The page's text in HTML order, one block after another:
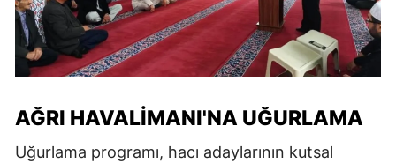
AĞRI HAVALIMANI'NA UĞURLAMA
Uğurlama programı, hacı adaylarının kutsal